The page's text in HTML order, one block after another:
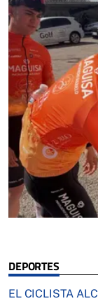
DEPORTES
EL CICLISTA